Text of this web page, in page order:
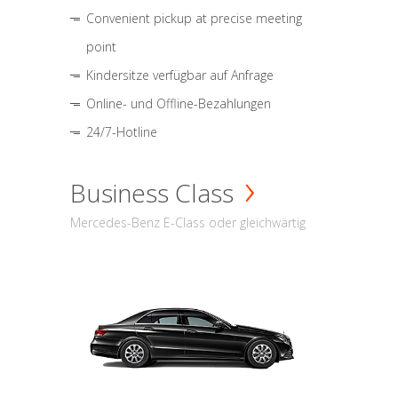
Convenient pickup at precise meeting
point
Kindersitze verfügbar auf Anfrage
Online- und Offline-Bezahlungen
24/7-Hotline
Business Class
Mercedes-Benz E-Class oder gleichwärtig